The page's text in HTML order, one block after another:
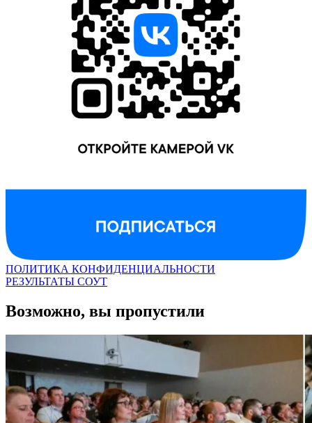
ПОЛИТИКА КОНФИДЕНЦИАЛЬНОСТИ
РЕЗУЛЬТАТЫ СОУТ
Возможно, вы пропустили